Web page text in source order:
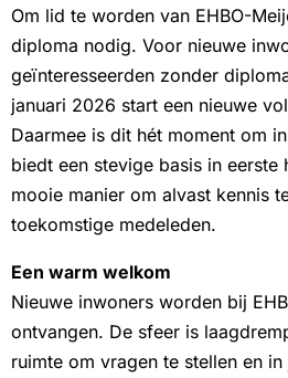
Om lid te worden van EHBO-
diploma nodig. Voor nieuwe
geïnteresseerden zonder
januari 2026 start een nieuwe
Daarmee is dit hét moment om
biedt een stevige basis in eerste
mooie manier om alvast kennis
toekomstige medeleden.
Een warm welkom
Nieuwe inwoners worden bij
ontvangen. De sfeer is
ruimte om vragen te stellen en